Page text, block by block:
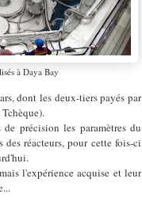
à Daya Bay
dont les deux-tiers payés par
précision les paramètres du
réacteurs, pour cette fois-ci
l'expérience acquise et leur